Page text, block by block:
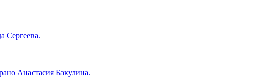
Сергеева.
Анастасия Бакулина.